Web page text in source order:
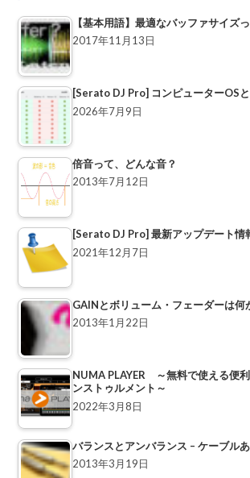
【基本用語】最適なバッファサイズ
2017年11月13日
[Serato DJ Pro] コンピューターOS
2026年7月9日
倍音って、どんな音？
2013年7月12日
[Serato DJ Pro] 最新アップデート情
2021年12月7日
GAINとボリューム・フェーダーは何
2013年1月22日
NUMA PLAYER ～無料で使える便
ンストゥルメント～
2022年3月8日
バランスとアンバランス – ケーブル
2013年3月19日